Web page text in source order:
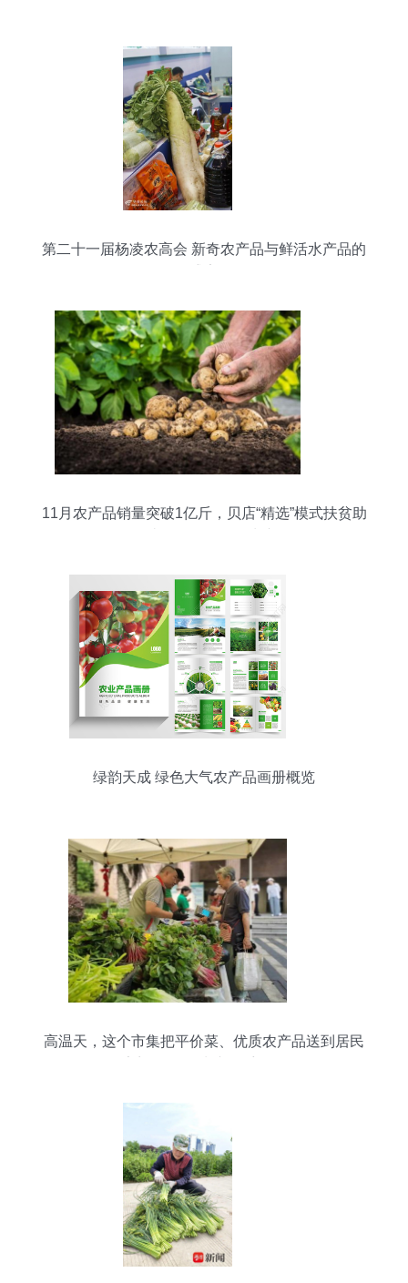
第二十一届杨凌农高会 新奇农产品与鲜活水产品的
11月农产品销量突破1亿斤，贝店“精选”模式扶贫助
绿韵天成 绿色大气农产品画册概览
高温天，这个市集把平价菜、优质农产品送到居民